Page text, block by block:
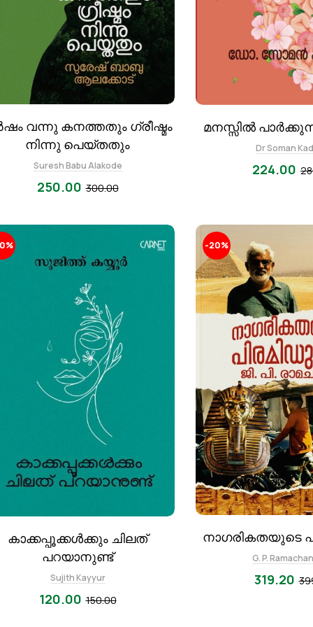
വന്നു കനത്തതും ഗ്രീഷ്മം
നിന്നു പെയ്തതും
Suresh Babu Alakode
300.00
250.00
മനസ്സിൽ
Dr Soman
224.00
കാക്കപ്പൂക്കൾക്കും ചിലത്
പറയാനുണ്ട്
Sujith Kayyur
150.00
120.00
-20%
നാഗരികതയുടെ
G. P.
319.20